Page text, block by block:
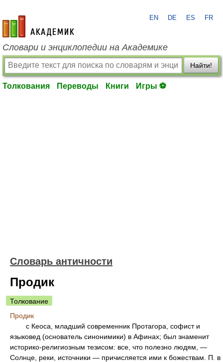
academic.ru
EN DE ES FR
Словари и энциклопедии на Академике
Найти!
Толкования Переводы Книги Игры ⚽
Словарь античности
Продик
Толкование
Продик
с Кеоса, младший современник Протагора, софист и
языковед (основатель синонимики) в Афинах; был знаменит
историко-религиозным тезисом: все, что полезно людям, —
Солнце, реки, источники — причисляется ими к божествам. П. в